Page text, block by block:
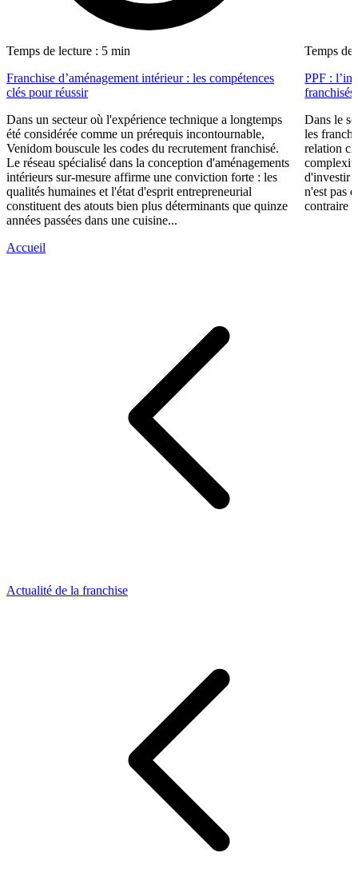
Temps de lecture : 5 min
Franchise d’aménagement intérieur : les compétences
clés pour réussir
Dans un secteur où l'expérience technique a longtemps
été considérée comme un prérequis incontournable,
Venidom bouscule les codes du recrutement franchisé.
Le réseau spécialisé dans la conception d'aménagements
intérieurs sur-mesure affirme une conviction forte : les
qualités humaines et l'état d'esprit entrepreneurial
constituent des atouts bien plus déterminants que quinze
années passées dans une cuisine...
Temps de
PPF :
franchisés
Dans le
les
relation
d'investir
n'est pas
contraire
Accueil
Actualité de la franchise